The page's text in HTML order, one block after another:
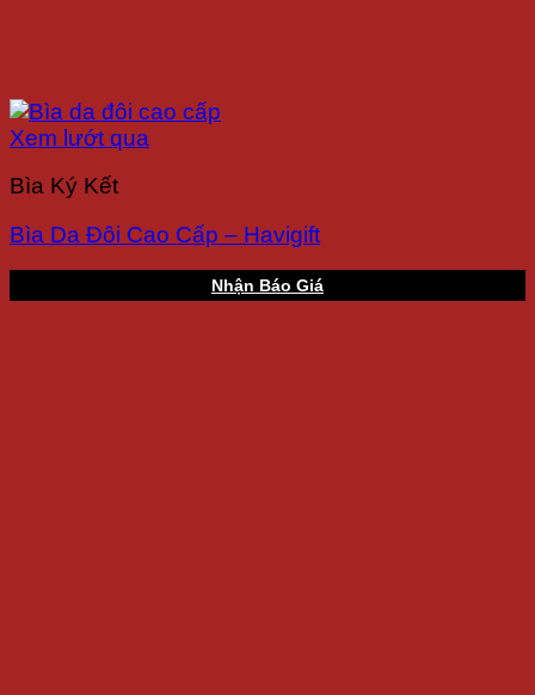
Xem lướt qua
Bìa Ký Kết
Bìa Da Đôi Cao Cấp – Havigift
Nhận Báo Giá